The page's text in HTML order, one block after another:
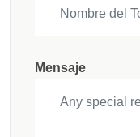
Mensaje